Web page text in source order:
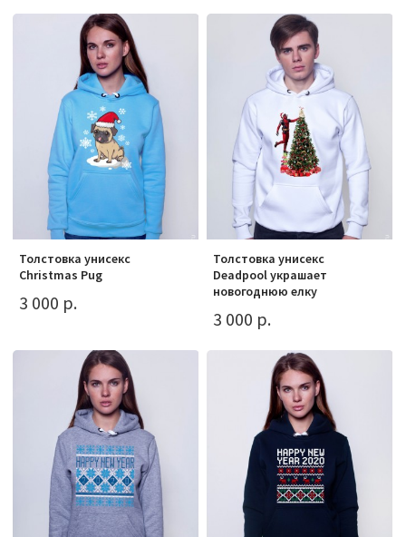
Толстовка унисекс
Christmas Pug
3 000 р.
Толстовка унисекс
Deadpool украшает
новогоднюю елку
3 000 р.